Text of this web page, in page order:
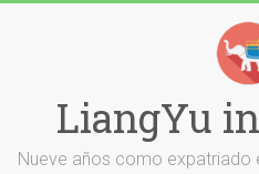
LiangYu
Nueve años como expatriado